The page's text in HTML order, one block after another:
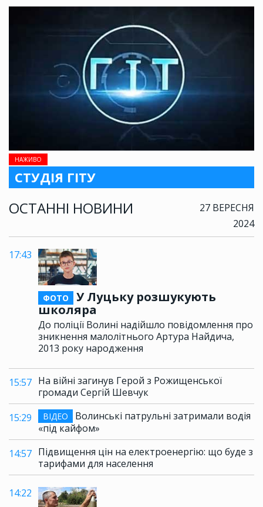
НАЖИВО
СТУДІЯ ГІТУ
ОСТАННІ НОВИНИ
27 ВЕРЕСНЯ
2024
17:43
ФОТО
У Луцьку розшукують
школяра
До поліції Волині надійшло повідомлення про
зникнення малолітнього Артура Найдича,
2013 року народження
15:57 На війні загинув Герой з Рожищенської
громади Сергій Шевчук
15:29
ВІДЕО
Волинські патрульні затримали водія
«під кайфом»
14:57 Підвищення цін на електроенергію: що буде з
тарифами для населення
14:22